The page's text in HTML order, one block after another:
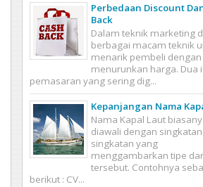
Perbedaan Discount
Back
Dalam teknik marketing
berbagai macam teknik
menarik pembeli dengan
menurunkan harga. Dua
pemasaran yang sering dig...
Kepanjangan Nama
Nama Kapal Laut
diawali dengan
singkatan yang
menggambarkan tipe
tersebut. Contohnya
berikut : CV...